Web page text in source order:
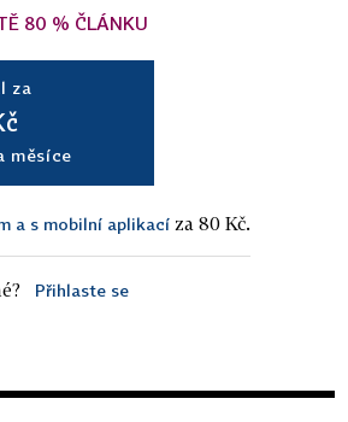
80 % ČLÁNKU
za
měsíce
a s mobilní aplikací za 80 Kč.
Přihlaste se